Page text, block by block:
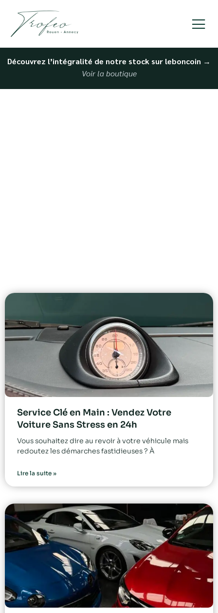
Découvrez l’intégralité de notre stock sur leboncoin →
Voir la boutique
Service Clé en Main : Vendez Votre
Voiture Sans Stress en 24h
Vous souhaitez dire au revoir à votre véhicule mais
redoutez les démarches fastidieuses ? À
Lire la suite »